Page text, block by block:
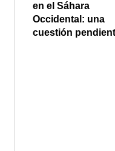
en el Sáhara
Occidental: una
cuestión